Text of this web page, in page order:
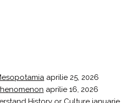
aprilie 25, 2026
aprilie 16, 2026